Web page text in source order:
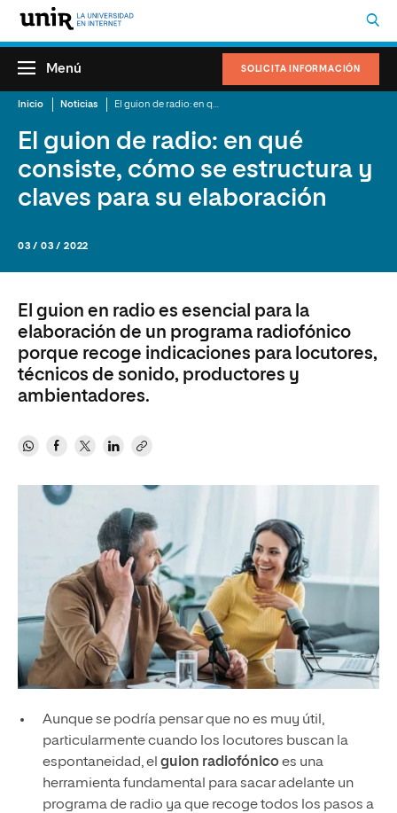
SOLICITA INFORMACIÓN
Menú
Inicio Noticias
El guion de radio: en qué
consiste, cómo se estructura y
claves para su elaboración
03 / 03 / 2022
El guion en radio es esencial para la
elaboración de un programa radiofónico
porque recoge indicaciones para locutores,
técnicos de sonido, productores y
ambientadores.
Aunque se podría pensar que no es muy útil,
particularmente cuando los locutores buscan la
espontaneidad, el guion radiofónicoes una
herramienta fundamental para sacar adelante un
programa de radio ya que recoge todos los pasos a